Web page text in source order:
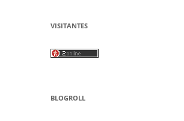
VISITANTES
BLOGROLL